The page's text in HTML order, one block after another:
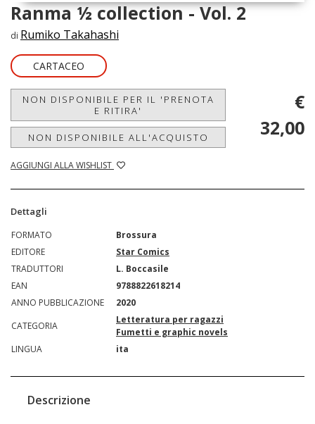
Ranma ½ collection - Vol. 2
di Rumiko Takahashi
CARTACEO
NON DISPONIBILE PER IL 'PRENOTA
E RITIRA'
NON DISPONIBILE ALL'ACQUISTO
AGGIUNGI ALLA WISHLIST
€
32,00
Dettagli
FORMATO
Brossura
EDITORE
Star Comics
TRADUTTORI
L. Boccasile
EAN
9788822618214
ANNO PUBBLICAZIONE
2020
CATEGORIA
Letteratura per ragazzi
Fumetti e graphic novels
LINGUA
ita
Descrizione